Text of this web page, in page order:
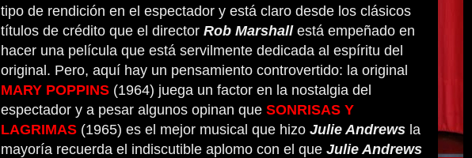
tipo de rendición en el espectador y está claro desde los clásicos
títulos de crédito que el director Rob Marshallestá empeñado en
hacer una película que está servilmente dedicada al espíritu del
original. Pero, aquí hay un pensamiento controvertido: la original
MARY POPPINS (1964) juega un factor en la nostalgia del
espectador y a pesar algunos opinan que SONRISAS Y
LAGRIMAS (1965) es el mejor musical que hizo Julie Andrews la
mayoría recuerda el indiscutible aplomo con el que Julie Andrews